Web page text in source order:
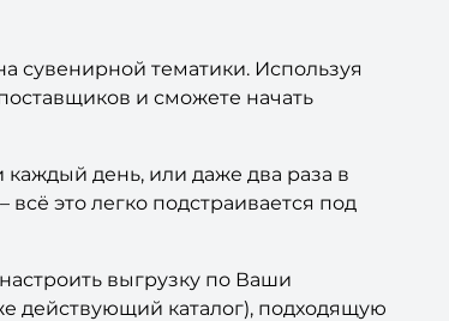
сувенирной тематики. Используя
и сможете начать
день, или даже два раза в
это легко подстраивается под
выгрузку по Ваши
действующий каталог), подходящую